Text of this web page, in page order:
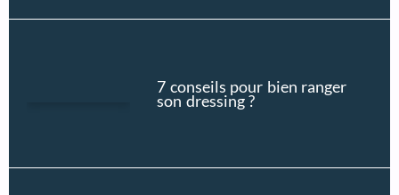
7 conseils pour bien ranger
son dressing ?